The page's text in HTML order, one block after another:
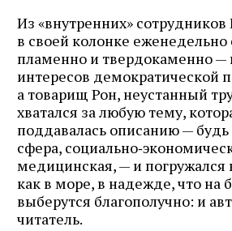
Из «внутренних»
в своей колонке еженедельно
пламенно и твердокаменно —
интересов демократической
а товарищ Рон, неустанный
хватался за любую тему,
поддавалась описанию — будь
сфера,
медицинская, — и погружался
как в море, в надежде, что на
выберутся благополучно: и
читатель.